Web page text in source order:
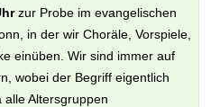
zur Probe im evangelischen
in der wir Choräle, Vorspiele,
einüben. Wir sind immer auf
wobei der Begriff eigentlich
Altersgruppen